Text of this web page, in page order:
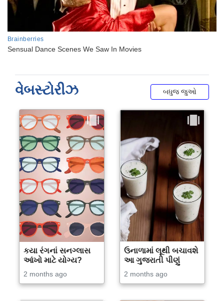
વેબસ્ટોરીઝ બધુજ જુઓ
કયા રંગનાં સનગ્લાસ
આંખો માટે યોગ્ય?
2 months ago
ઉનાળામાં લૂથી બચાવશે
આ ગુજરાતી પીણું
2 months ago